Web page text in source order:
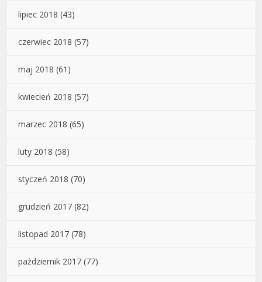
lipiec 2018 (43)
czerwiec 2018 (57)
maj 2018 (61)
kwiecień 2018 (57)
marzec 2018 (65)
luty 2018 (58)
styczeń 2018 (70)
grudzień 2017 (82)
listopad 2017 (78)
październik 2017 (77)